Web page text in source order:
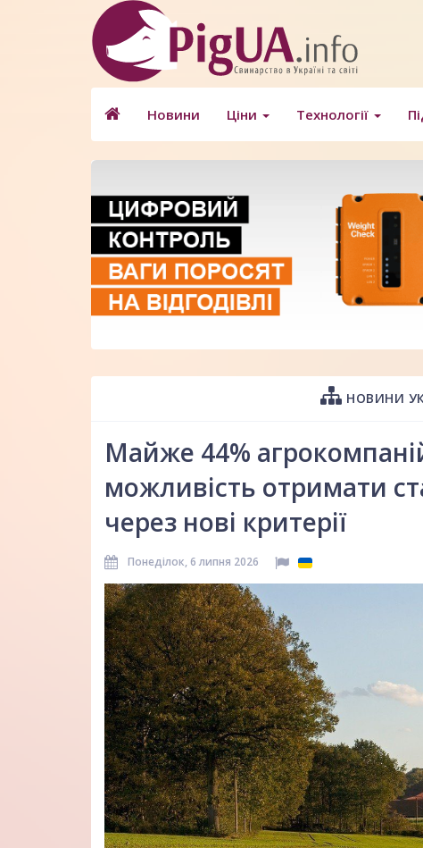
Новини Ціни Технології
НОВИНИ
Майже 44%
можливість отримати
через нові критерії
Понеділок, 6 липня 2026